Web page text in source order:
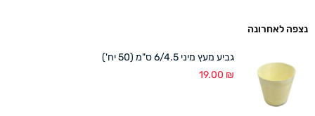
נצפה לאחרונה
גביע מעץ מיני 6/4.5 ס"מ (50 יח')
19.00 ₪